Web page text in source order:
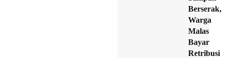
Berserak,
Warga
Malas
Bayar
Retribusi